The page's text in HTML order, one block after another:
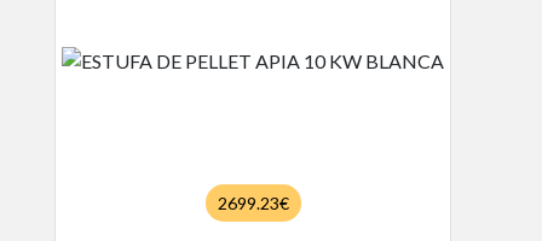
2699.23€